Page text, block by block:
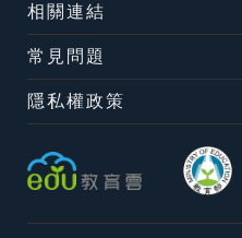
相關連結
常見問題
隱私權政策